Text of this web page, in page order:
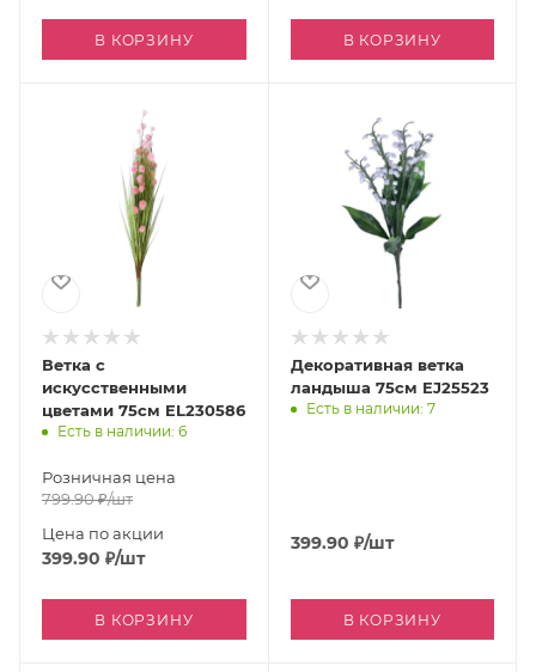
В КОРЗИНУ В КОРЗИНУ
Ветка с
искусственными
цветами 75см EL230586
Есть в наличии: 6
Розничная цена
799.90₽/шт
Цена по акции
399.90 ₽/шт
В КОРЗИНУ
Декоративная ветка
ландыша 75см EJ25523
Есть в наличии: 7
399.90 ₽/шт
В КОРЗИНУ